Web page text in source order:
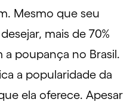
Mesmo que seu
mais de 70%
a poupança no Brasil.
a popularidade da
ela oferece. Apesar